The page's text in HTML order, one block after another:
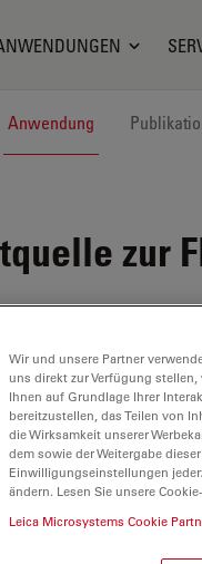
Anwendung
zur
Wir und unsere Partner
uns direkt zur Verfügung
Ihnen auf Grundlage Ihrer
bereitzustellen, das Teilen von
die Wirksamkeit unserer
dem sowie der Weitergabe
Einwilligungseinstellungen
ändern. Lesen Sie unsere
Leica Microsystems Cookie